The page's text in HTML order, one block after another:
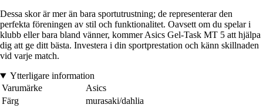
Dessa skor är mer än bara sportutrustning; de representerar den
perfekta föreningen av stil och funktionalitet. Oavsett om du spelar i
klubb eller bara bland vänner, kommer Asics Gel-Task MT 5 att hjälpa
dig att ge ditt bästa. Investera i din sportprestation och känn skillnaden
vid varje match.
Ytterligare information
Varumärke
Asics
Färg
murasaki/dahlia